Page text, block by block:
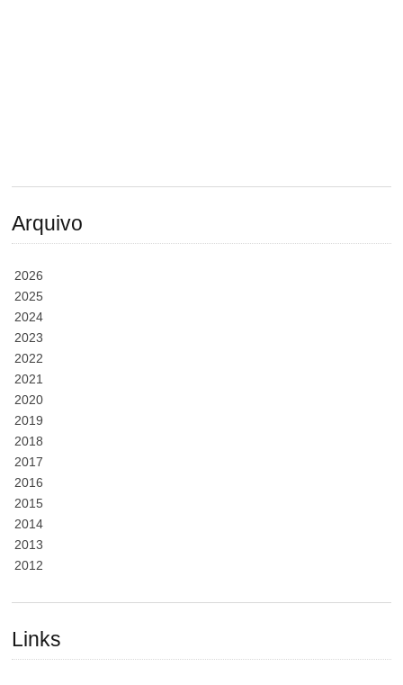
Arquivo
2026
2025
2024
2023
2022
2021
2020
2019
2018
2017
2016
2015
2014
2013
2012
Links